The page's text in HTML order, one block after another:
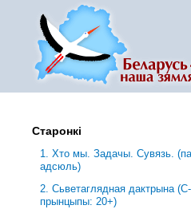
Старонкі
1. Хто мы. Задачы. Сувязь.
адсюль)
2. Сьветаглядная дактрына (С-
прынцыпы: 20+)